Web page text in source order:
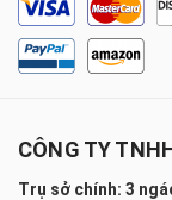
CÔNG TY
Trụ sở chính: 3